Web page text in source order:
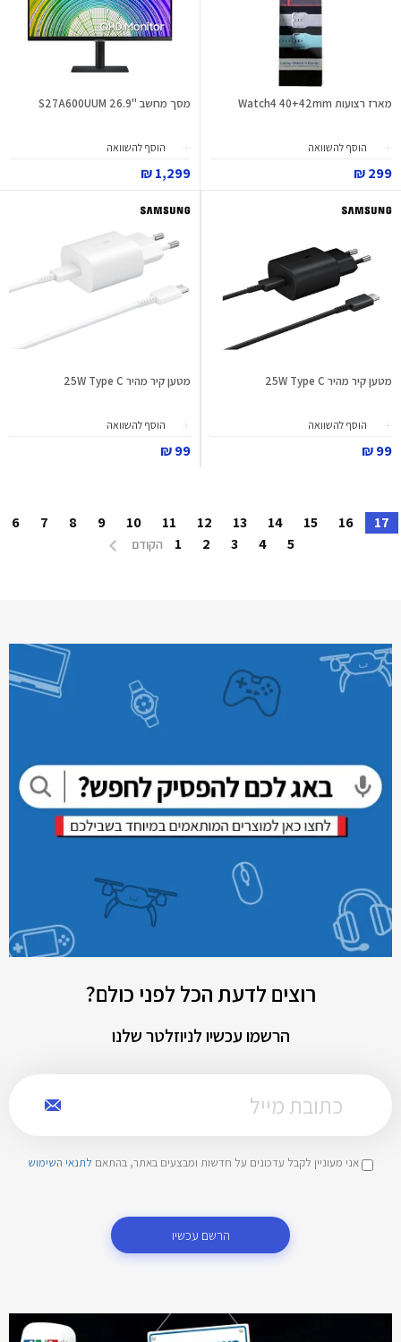
מארז רצועות Watch4 40+42mm
הוסף להשוואה
299 ₪
מסך מחשב "26.9 S27A600UUM
הוסף להשוואה
1,299 ₪
מטען קיר מהיר 25W Type C
הוסף להשוואה
99 ₪
מטען קיר מהיר 25W Type C
הוסף להשוואה
99 ₪
17
16
15
14
13
12
11
10
9
8
7
6
5
4
3
2
1 הקודם
רוצים לדעת הכל לפני כולם?
הרשמו עכשיו לניוזלטר שלנו
אני מעוניין לקבל עדכונים על חדשות ומבצעים באתר, בהתאם לתנאי השימוש
הרשם עכשיו